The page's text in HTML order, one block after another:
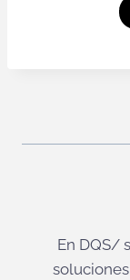
En DQS/